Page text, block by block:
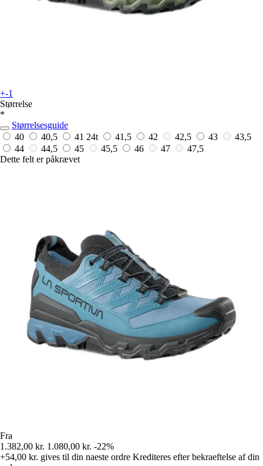
+-1
Størrelse
*
Størrelsesguide
40
40,5 41 24t 41,5 42 42,5 43
43,5
44
44,5 45 45,5 46 47
47,5
Dette felt er påkrævet
Fra
1.382,00 kr. 1.080,00 kr. -22%
+54,00 kr. gives til din naeste ordre Krediteres efter bekraeftelse af din